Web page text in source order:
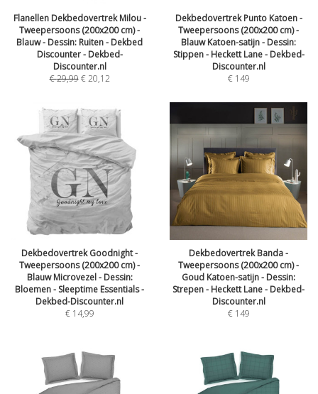
Flanellen Dekbedovertrek Milou -
Tweepersoons (200x200 cm) -
Blauw - Dessin: Ruiten - Dekbed
Discounter - Dekbed-
Discounter.nl
€29,99 €20,12
Dekbedovertrek Punto Katoen -
Tweepersoons (200x200 cm) -
Blauw Katoen-satijn - Dessin:
Stippen - Heckett Lane - Dekbed-
Discounter.nl
€ 149
Dekbedovertrek Goodnight -
Tweepersoons (200x200 cm) -
Blauw Microvezel - Dessin:
Bloemen - Sleeptime Essentials -
Dekbed-Discounter.nl
€ 14,99
Dekbedovertrek Banda -
Tweepersoons (200x200 cm) -
Goud Katoen-satijn - Dessin:
Strepen - Heckett Lane - Dekbed-
Discounter.nl
€ 149